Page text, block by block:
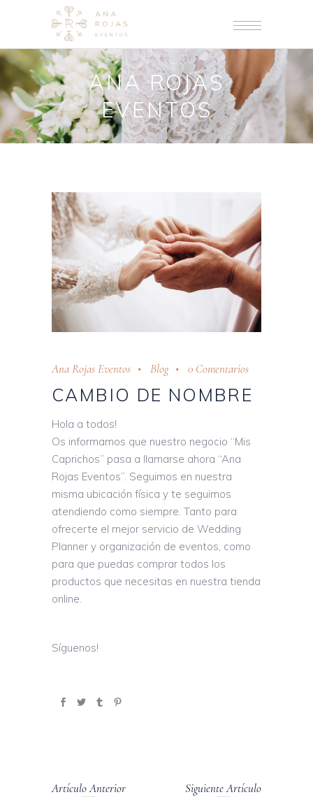
ANA ROJAS
EVENTOS
Ana Rojas Eventos Blog 0 Comentarios
CAMBIO DE NOMBRE
Hola a todos!
Os informamos que nuestro negocio “Mis
Caprichos” pasa a llamarse ahora “Ana
Rojas Eventos”. Seguimos en nuestra
misma ubicación física y te seguimos
atendiendo como siempre. Tanto para
ofrecerte el mejor servicio de Wedding
Planner y organización de eventos, como
para que puedas comprar todos los
productos que necesitas en nuestra tienda
online.
Síguenos!
Artículo Anterior Siguiente Artículo